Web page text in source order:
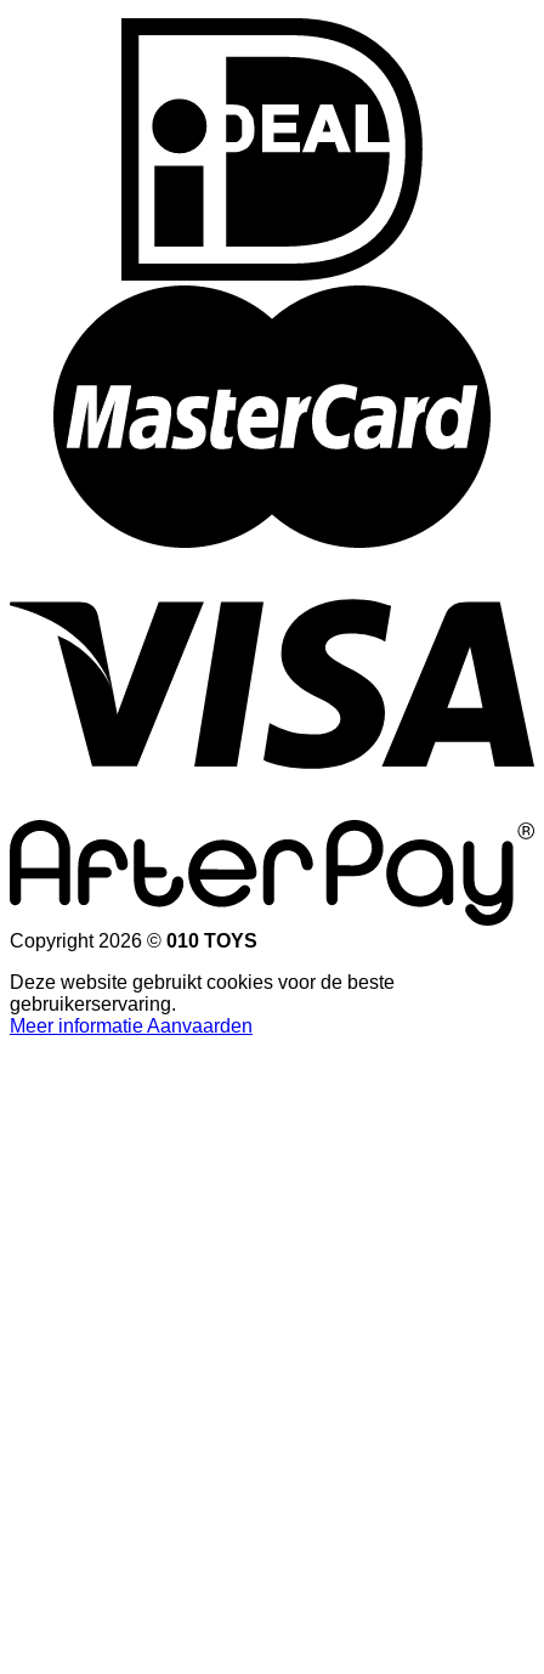
Copyright 2026 © 010 TOYS
Deze website gebruikt cookies voor de beste
gebruikerservaring.
Meer informatieAanvaarden